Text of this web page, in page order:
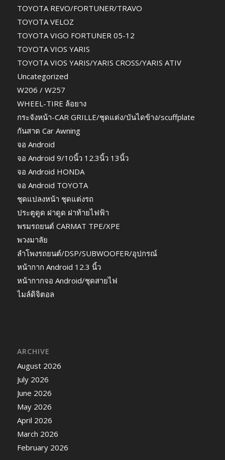
TOYOTA REVO/FORTUNER/TRAVO
TOYOTA VELOZ
TOYOTA VIGO FORTUNER 05-12
TOYOTA VIOS YARIS
TOYOTA VIOS YARIS/YARIS CROSS/YARIS ATIV
Uncategorized
W206 / W257
WHEEL-TIRE ล้อยาง
กระจังหน้า-CAR GRILLE/ชุดแต่ง/บันไดข้าง/scuffplate
กันสาด Car Awning
จอ Android
จอ Android 9/10นิ้ว 12.3นิ้ว 13นิ้ว
จอ Android HONDA
จอ Android TOYOTA
ชุดแปลงหน้า ชุดแต่งรถ
ประตูดูด ฝาดูด ฝาท้ายไฟฟ้า
พรมรถยนต์ CARMAT TPE/XPE
พวงมาลัย
ลำโพงรถยนต์/DSP/SUBWOOFER/อุปกรณ์
หน้ากาก Android 12.3 นิ้ว
หน้ากากจอ Android/ชุดสายไฟ
ไมล์ดิจิตอล
ARCHIVE
August 2026
July 2026
June 2026
May 2026
April 2026
March 2026
February 2026